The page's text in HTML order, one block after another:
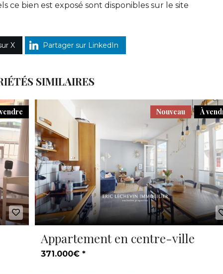
ce bien est exposé sont disponibles sur le site
X Partager sur LinkedIn
SIMILAIRES
À
Nouveau
Appartement en centre-ville
371.000€ *